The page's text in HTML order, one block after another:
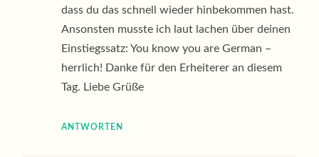
dass du das schnell wieder hinbekommen hast.
Ansonsten musste ich laut lachen über deinen
Einstiegssatz: You know you are German –
herrlich! Danke für den Erheiterer an diesem
Tag. Liebe Grüße
ANTWORTEN